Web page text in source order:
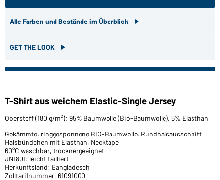
Alle Farben und Bestände im Überblick
GET THE LOOK
T-Shirt aus weichem Elastic-Single Jersey
Oberstoff (180 g/m²): 95% Baumwolle (Bio-Baumwolle), 5% Elasthan
Gekämmte, ringgesponnene BIO-Baumwolle, Rundhalsausschnitt
Halsbündchen mit Elasthan, Necktape
60°C waschbar, trocknergeeignet
JN1801: leicht tailliert
Herkunftsland: Bangladesch
Zolltarifnummer: 61091000